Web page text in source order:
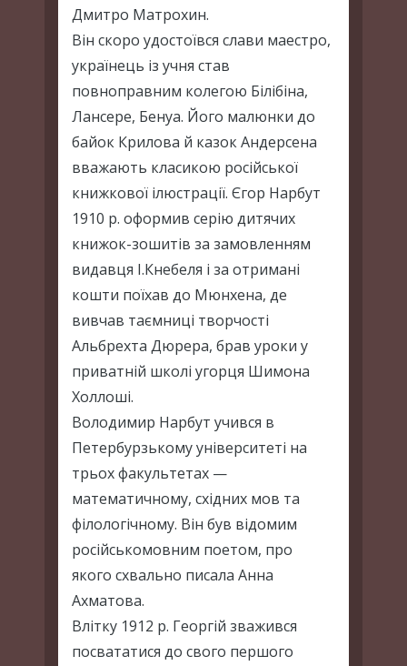
Дмитро Матрохин.
Він скоро удостоївся слави маестро,
українець із учня став
повноправним колегою Білібіна,
Лансере, Бенуа. Його малюнки до
байок Крилова й казок Андерсена
вважають класикою російської
книжкової ілюстрації. Єгор Нарбут
1910 р. оформив серію дитячих
книжок-зошитів за замовленням
видавця І.Кнебеля і за отримані
кошти поїхав до Мюнхена, де
вивчав таємниці творчості
Альбрехта Дюрера, брав уроки у
приватній школі угорця Шимона
Холлоші.
Володимир Нарбут учився в
Петербурзькому університеті на
трьох факультетах —
математичному, східних мов та
філологічному. Він був відомим
російськомовним поетом, про
якого схвально писала Анна
Ахматова.
Влітку 1912 р. Георгій зважився
посвататися до свого першого